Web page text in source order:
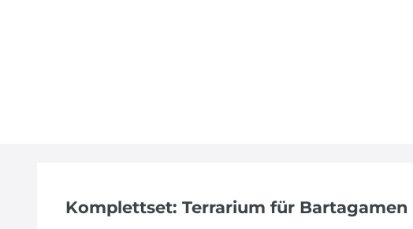
Komplettset: Terrarium für Bartagamen